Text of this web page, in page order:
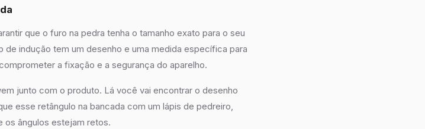
que o furo na pedra tenha o tamanho exato para o seu
indução tem um desenho e uma medida específica para
a fixação e a segurança do aparelho.
junto com o produto. Lá você vai encontrar o desenho
esse retângulo na bancada com um lápis de pedreiro,
os ângulos estejam retos.